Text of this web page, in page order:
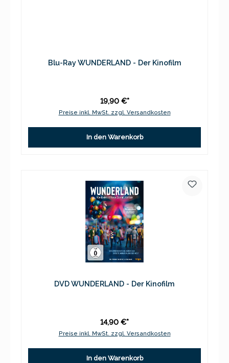
Blu-Ray WUNDERLAND - Der Kinofilm
19,90 €*
Preise inkl. MwSt. zzgl. Versandkosten
In den Warenkorb
DVD WUNDERLAND - Der Kinofilm
14,90 €*
Preise inkl. MwSt. zzgl. Versandkosten
In den Warenkorb